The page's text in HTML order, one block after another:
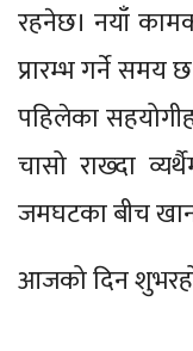
रहनेछ। नयाँ
प्रारम्भ गर्ने समय
पहिलेका
चासो राख्दा
जमघटका बीच
आजको दिन